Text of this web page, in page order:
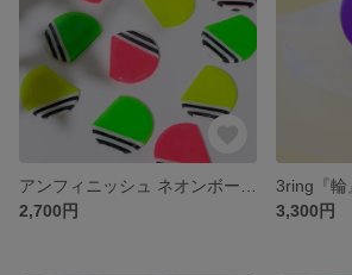
2,700円
3,300円